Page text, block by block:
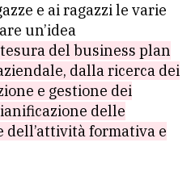
e ai ragazzi le varie
un’idea
del business plan
dalla ricerca dei
e gestione dei
delle
formativa e